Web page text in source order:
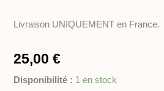
Livraison UNIQUEMENT en France.
25,00€
Disponibilité : 1 en stock